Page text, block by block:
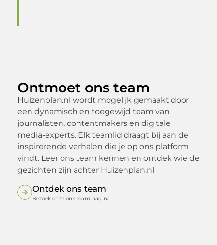
Ontmoet ons team
Huizenplan.nl wordt mogelijk gemaakt door
een dynamisch en toegewijd team van
journalisten, contentmakers en digitale
media-experts. Elk teamlid draagt bij aan de
inspirerende verhalen die je op ons platform
vindt. Leer ons team kennen en ontdek wie de
gezichten zijn achter Huizenplan.nl.
Ontdek ons team
Bezoek onze ons team-pagina